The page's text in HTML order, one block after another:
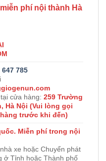
phí nội thành Hà
647 785
cửa hàng: 259 Trường
Hà Nội (Vui lòng gọi
trước khi đến)
Miễn phí trong nội
xe hoặc Chuyển phát
ở Tỉnh hoặc Thành phố